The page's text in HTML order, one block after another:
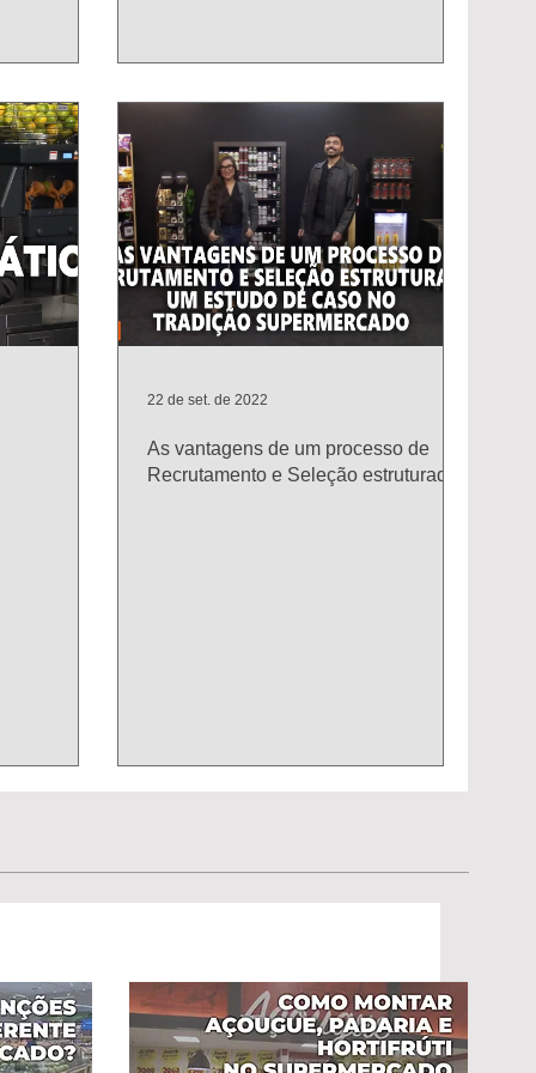
As vantagens de um processo de
Recrutamento e Seleção estruturado
22 de set. de 2022